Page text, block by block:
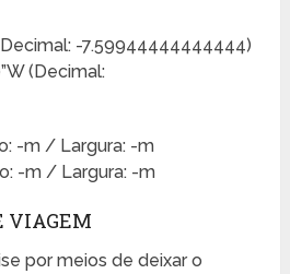
-7.59944444444444)
(Decimal:
-m / Largura: -m
-m / Largura: -m
VIAGEM
por meios de deixar o